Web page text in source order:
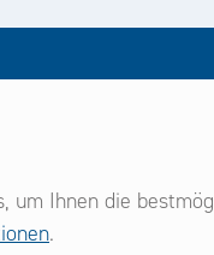
um Ihnen die
.